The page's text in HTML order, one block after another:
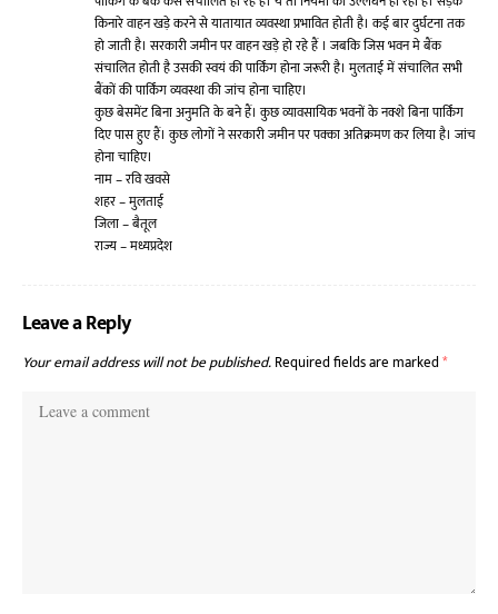
किनारे वाहन खड़े करने से यातायात व्यवस्था प्रभावित होती है। कई बार दुर्घटना तक
हो जाती है। सरकारी जमीन पर वाहन खड़े हो रहे हैं । जबकि जिस भवन मे बैंक
संचालित होती है उसकी स्वयं की पार्किंग होना जरूरी है। मुलताई में संचालित सभी
बैंकों की पार्किंग व्यवस्था की जांच होना चाहिए।
कुछ बेसमेंट बिना अनुमति के बने हैं। कुछ व्यावसायिक भवनों के नक्शे बिना पार्किंग
दिए पास हुए हैं। कुछ लोगों ने सरकारी जमीन पर पक्का अतिक्रमण कर लिया है। जांच
होना चाहिए।
नाम – रवि खवसे
शहर – मुलताई
जिला – बैतूल
राज्य – मध्यप्रदेश
Leave a Reply
Your email address will not be published.Required fields are marked*